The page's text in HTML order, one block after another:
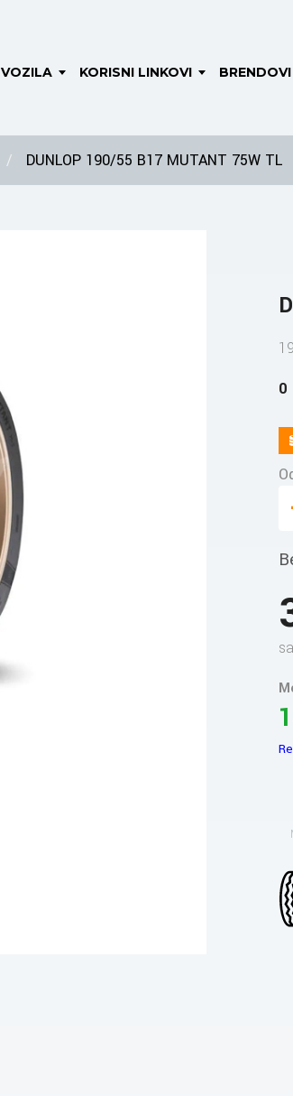
VOZILA KORISNI LINKOVI BRENDOVI
DUNLOP 190/55 B17 MUTANT 75W TL
0